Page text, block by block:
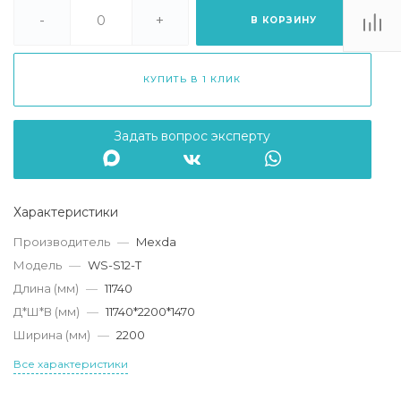
- + В КОРЗИНУ
КУПИТЬ В 1 КЛИК
Задать вопрос эксперту
Характеристики
Производитель — Mexda
Модель — WS-S12-T
Длина (мм) — 11740
Д*Ш*В (мм) — 11740*2200*1470
Ширина (мм) — 2200
Все характеристики